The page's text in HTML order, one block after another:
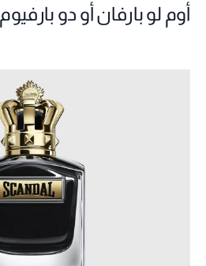
أوم لو بارفان أو دو بارفيوم